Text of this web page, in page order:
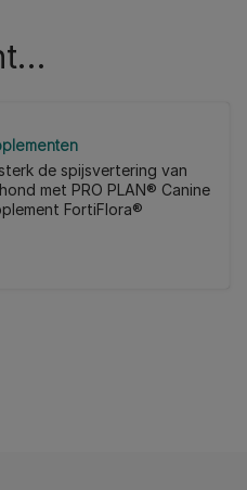
de spijsvertering van
met PRO PLAN® Canine
FortiFlora®